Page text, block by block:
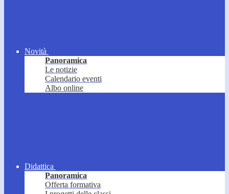
Novità
Panoramica
Le notizie
Calendario eventi
Albo online
Didattica
Panoramica
Offerta formativa